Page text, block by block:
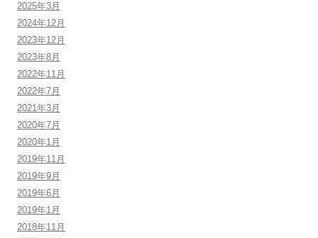
2025年3月
2024年12月
2023年12月
2023年8月
2022年11月
2022年7月
2021年3月
2020年7月
2020年1月
2019年11月
2019年9月
2019年6月
2019年1月
2018年11月